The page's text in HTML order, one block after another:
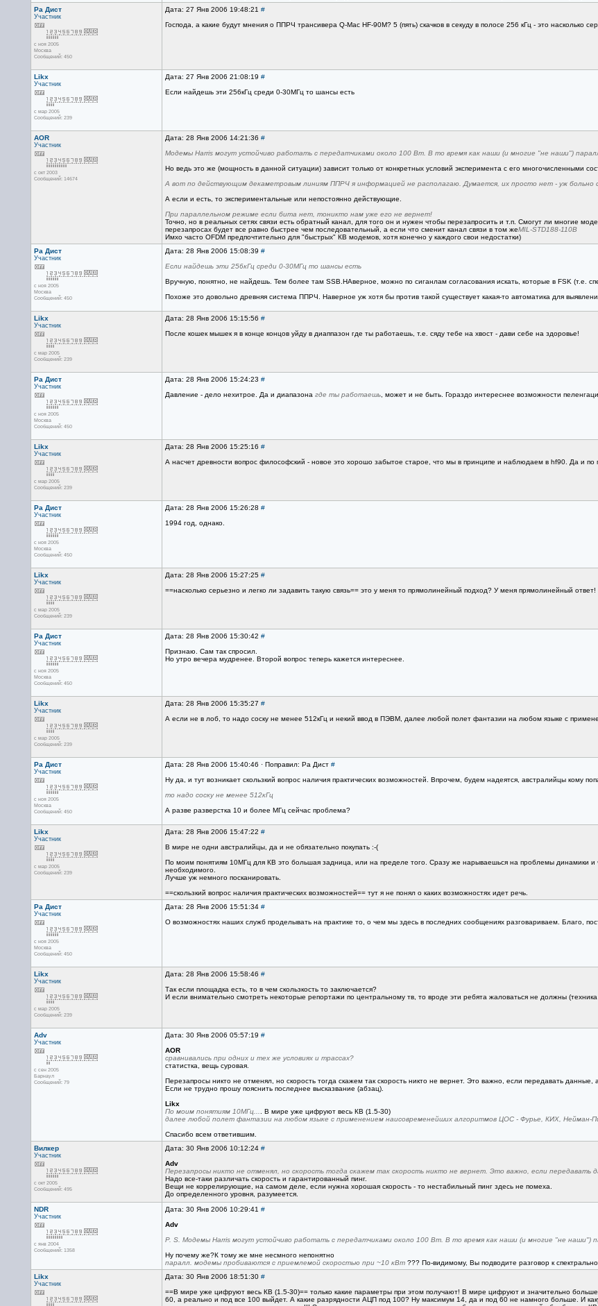
Ра Дист
Участник
с ноя 2005
Москва
Сообщений: 450
Дата: 27 Янв 2006 19:48:21 #
Господа, а какие будут мнения о ППРЧ трансивера Q-Mac HF-90M? 5 (пять) скачков в секуду в полосе 256 кГц - это насколько
Likx
Участник
с мар 2005
Сообщений: 239
Дата: 27 Янв 2006 21:08:19 #
Если найдешь эти 256кГц среди 0-30МГц то шансы есть
AOR
Участник
с окт 2003
Сообщений: 14674
Дата: 28 Янв 2006 14:21:36 #
Модемы Harris могут устойчиво работать с передатчиками около 100 Вт. В то время как наши (и многие "не наши")
Но ведь это же (мощность в данной ситуации) зависит только от конкретных условий эксперимента с его многочисленными
А вот по действующим декаметровым линиям ППРЧ я информацией не располагаю. Думается, их просто нет - уж больно
А если и есть, то экспериментальные или непостоянно действующие.
При параллельном режиме если бита нет, тоникто нам уже его не вернет!
Точно, но в реальных сетях связи есть обратный канал, для того он и нужен чтобы перезапросить и т.п. Смогут ли многие
перезапросах будет все равно быстрее чем последовательный, а если что сменит канал связи в том жеMIL-STD188-110B
Имхо часто OFDM предпочтительно для "быстрых" КВ модемов, хотя конечно у каждого свои недостатки)
Ра Дист
Участник
с ноя 2005
Москва
Сообщений: 450
Дата: 28 Янв 2006 15:08:39 #
Если найдешь эти 256кГц среди 0-30МГц то шансы есть
Вручную, понятно, не найдешь. Тем более там SSB.НАверное, можно по сиганлам согласования искать, которые в FSK (т.е.
Похоже это довольно древняя система ППРЧ. Наверное уж хотя бы против такой существует какая-то автоматика для
Likx
Участник
с мар 2005
Сообщений: 239
Дата: 28 Янв 2006 15:15:56 #
После кошек мышек я в конце концов уйду в диаппазон где ты работаешь, т.е. сяду тебе на хвост - дави себе на здоровье!
Ра Дист
Участник
с ноя 2005
Москва
Сообщений: 450
Дата: 28 Янв 2006 15:24:23 #
Давление - дело нехитрое. Да и диапазона где ты работаешь, может и не быть. Гораздо интереснее возможности
Likx
Участник
с мар 2005
Сообщений: 239
Дата: 28 Янв 2006 15:25:16 #
А насчет древности вопрос философский - новое это хорошо забытое старое, что мы в принципе и наблюдаем в hf90. Да и по
Ра Дист
Участник
с ноя 2005
Москва
Сообщений: 450
Дата: 28 Янв 2006 15:26:28 #
1994 год, однако.
Likx
Участник
с мар 2005
Сообщений: 239
Дата: 28 Янв 2006 15:27:25 #
==насколько серьезно и легко ли задавить такую связь== это у меня то прямолинейный подход? У меня прямолинейный ответ!
Ра Дист
Участник
с ноя 2005
Москва
Сообщений: 450
Дата: 28 Янв 2006 15:30:42 #
Признаю. Сам так спросил.
Но утро вечера мудренее. Второй вопрос теперь кажется интереснее.
Likx
Участник
с мар 2005
Сообщений: 239
Дата: 28 Янв 2006 15:35:27 #
А если не в лоб, то надо соску не менее 512кГц и некий ввод в ПЭВМ, далее любой полет фантазии на любом языке с
Ра Дист
Участник
с ноя 2005
Москва
Сообщений: 450
Дата: 28 Янв 2006 15:40:46 · Поправил: Ра Дист #
Ну да, и тут возникает скользкий вопрос наличия практических возможностей. Впрочем, будем надеятся, австралийцы кому
то надо соску не менее 512кГц
А разве разверстка 10 и более МГц сейчас проблема?
Likx
Участник
с мар 2005
Сообщений: 239
Дата: 28 Янв 2006 15:47:22 #
В мире не одни австралийцы, да и не обязательно покупать :-(
По моим понятиям 10МГц для КВ это большая задница, или на пределе того. Сразу же нарываешься на проблемы динамики и
необходимого.
Лучше уж немного посканировать.
==скользкий вопрос наличия практических возможностей== тут я не понял о каких возможностях идет речь.
Ра Дист
Участник
с ноя 2005
Москва
Сообщений: 450
Дата: 28 Янв 2006 15:51:34 #
О возможностях наших служб проделывать на практике то, о чем мы здесь в последних сообщениях разговариваем. Благо,
Likx
Участник
с мар 2005
Сообщений: 239
Дата: 28 Янв 2006 15:58:46 #
Так если площадка есть, то в чем скользкость то заключается?
И если внимательно смотреть некоторые репортажи по центральному тв, то вроде эти ребята жаловаться не должны
Adv
Участник
с сен 2005
Барнаул
Сообщений: 79
Дата: 30 Янв 2006 05:57:19 #
AOR
сравнивались при одних и тех же условиях и трассах?
статистка, вещь суровая.
Перезапросы никто не отменял, но скорость тогда скажем так скорость никто не вернет. Это важно, если передавать данные,
Если не трудно прошу пояснить последнее высказвание (абзац).
Likx
По моим понятиям 10МГц...
. В мире уже цифруют весь КВ (1.5-30)
далее любой полет фантазии на любом языке с применением наисовременейших алгоритмов ЦОС - Фурье, КИХ, Нейман-
Спасибо всем ответившим.
Вилкер
Участник
с окт 2005
Сообщений: 495
Дата: 30 Янв 2006 10:12:24 #
Adv
Перезапросы никто не отменял, но скорость тогда скажем так скорость никто не вернет. Это важно, если передавать
Надо все-таки различать скорость и гарантированный пинг.
Вещи не коррелирующие, на самом деле, если нужна хорошая скорость - то нестабильный пинг здесь не помеха.
До определенного уровня, разумеется.
NDR
Участник
с янв 2004
Сообщений: 1358
Дата: 30 Янв 2006 10:29:41 #
Adv
P. S. Модемы Harris могут устойчиво работать с передатчиками около 100 Вт. В то время как наши (и многие "не наши")
Ну почему же?К тому же мне несмного непонятно
паралл. модемы пробиваются с приемлемой скоростью при ~10 кВт??? По-видимому, Вы подводите разговор к
Likx
Участник
Дата: 30 Янв 2006 18:51:30 #
==В мире уже цифруют весь КВ (1.5-30)== только какие параметры при этом получают! В мире цифруют и значительно
60, а реально и под все 100 выйдет. А какие разрядности АЦП под 100? Ну максимум 14, да и под 60 не намного больше. И